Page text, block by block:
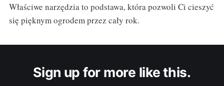
Właściwe narzędzia to podstawa, która pozwoli Ci cieszyć
się pięknym ogrodem przez cały rok.
Sign up for more like this.